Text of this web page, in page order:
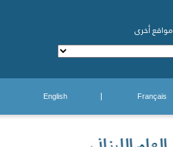
مواقع أخرى
Français
English